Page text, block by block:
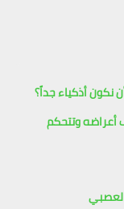
نكون أذكياء جداً؟
وتتحكم